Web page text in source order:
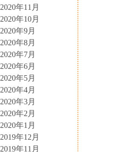
2020年11月
2020年10月
2020年9月
2020年8月
2020年7月
2020年6月
2020年5月
2020年4月
2020年3月
2020年2月
2020年1月
2019年12月
2019年11月